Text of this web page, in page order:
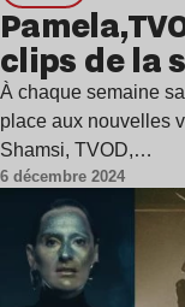
clips de la
À chaque semaine
place aux nouvelles
Shamsi, TVOD,…
6 décembre 2024